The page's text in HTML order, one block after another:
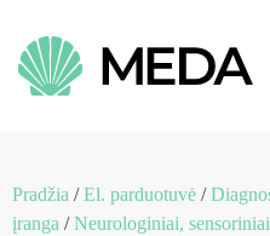
Pradžia /El. parduotuvė /
įranga /Neurologiniai,